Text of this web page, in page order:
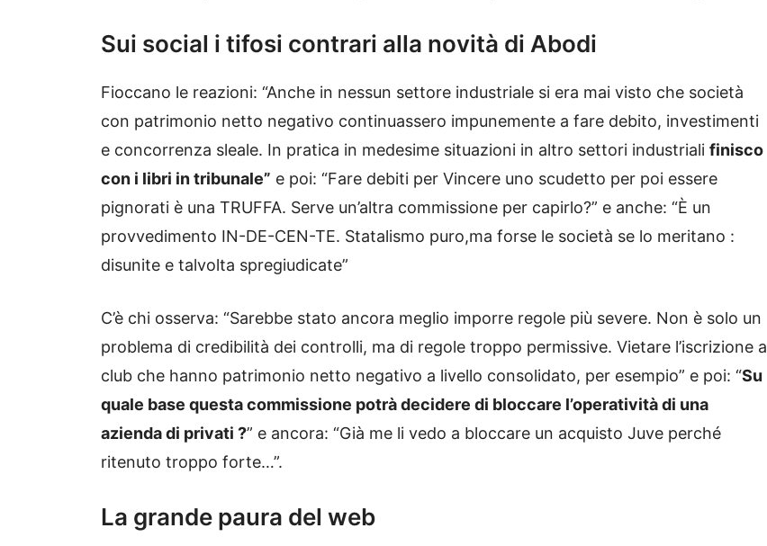
Sui social i tifosi contrari alla novità di Abodi
Fioccano le reazioni: “Anche in nessun settore industriale si era mai visto che società
con patrimonio netto negativo continuassero impunemente a fare debito, investimenti
e concorrenza sleale. In pratica in medesime situazioni in altro settori industriali finisco
con i libri in tribunale” e poi: “Fare debiti per Vincere uno scudetto per poi essere
pignorati è una TRUFFA. Serve un’altra commissione per capirlo?” e anche: “È un
provvedimento IN-DE-CEN-TE. Statalismo puro,ma forse le società se lo meritano :
disunite e talvolta spregiudicate”
C’è chi osserva: “Sarebbe stato ancora meglio imporre regole più severe. Non è solo un
problema di credibilità dei controlli, ma di regole troppo permissive. Vietare l’iscrizione a
club che hanno patrimonio netto negativo a livello consolidato, per esempio” e poi: “Su
quale base questa commissione potrà decidere di bloccare l’operatività di una
azienda di privati ?” e ancora: “Già me li vedo a bloccare un acquisto Juve perché
ritenuto troppo forte…”.
La grande paura del web